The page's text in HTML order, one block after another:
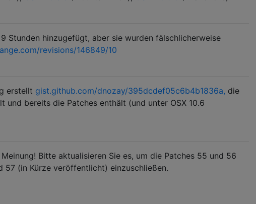
Stunden hinzugefügt, aber sie wurden fälschlicherweise
revisions/146849/10
erstellt gist.github.com/dnozay/395dcdef05c6b4b1836a, die
und bereits die Patches enthält (und unter OSX 10.6
Bitte aktualisieren Sie es, um die Patches 55 und 56
(in Kürze veröffentlicht) einzuschließen.